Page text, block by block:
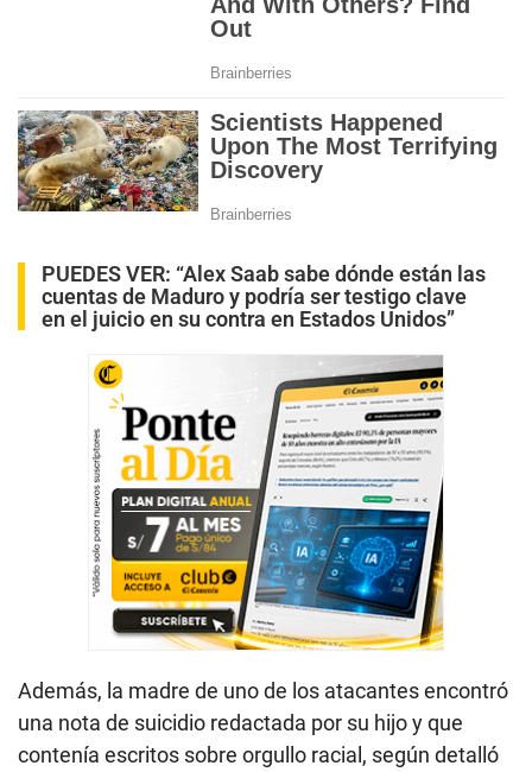
PUEDES VER: “Alex Saab sabe dónde están las
cuentas de Maduro y podría ser testigo clave
en el juicio en su contra en Estados Unidos”
Además, la madre de uno de los atacantes encontró
una nota de suicidio redactada por su hijo y que
contenía escritos sobre orgullo racial, según detalló